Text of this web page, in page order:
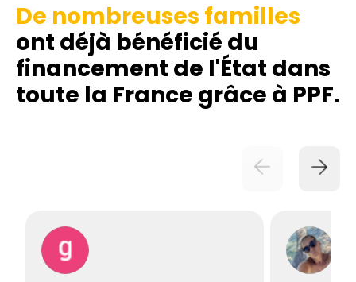
De nombreuses familles
ont déjà bénéficié du
financement de l'État dans
toute la France grâce à PPF.